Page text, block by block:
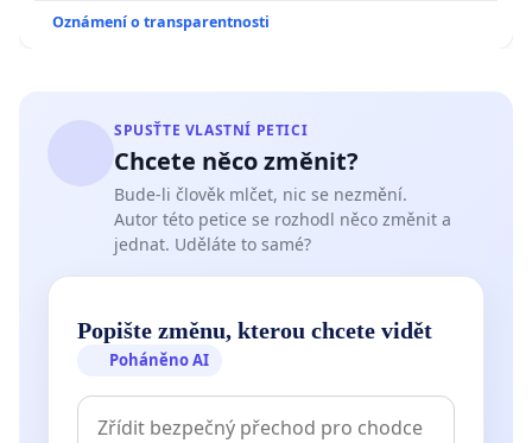
Oznámení o transparentnosti
SPUSŤTE VLASTNÍ PETICI
Chcete něco změnit?
Bude-li člověk mlčet, nic se nezmění.
Autor této petice se rozhodl něco změnit a
jednat. Uděláte to samé?
Popište změnu, kterou chcete vidět
Poháněno AI